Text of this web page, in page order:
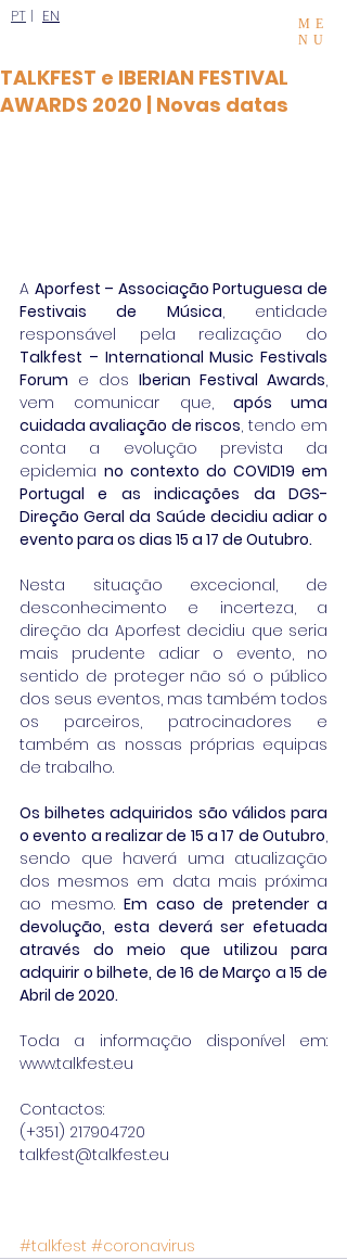
PT | EN
ME
NU
TALKFEST e IBERIAN FESTIVAL
AWARDS 2020 | Novas datas
A Aporfest – Associação Portuguesa de
Festivais de Música, entidade
Talkfest – International Music Festivals
Forum e dos Iberian Festival Awards,
vem comunicar que, após uma
cuidada avaliação de riscos, tendo em
conta a evolução prevista da
epidemia no contexto do COVID19 em
Portugal e as indicações da DGS-
Direção Geral da Saúde decidiu adiar o
evento para os dias 15 a 17 de Outubro.
Nesta situação excecional, de
desconhecimento e incerteza, a
direção da Aporfest decidiu que seria
mais prudente adiar o evento, no
sentido de proteger não só o público
dos seus eventos, mas também todos
os parceiros, patrocinadores e
também as nossas próprias equipas
de trabalho.
Os bilhetes adquiridos são válidos para
o evento a realizar de 15 a 17 de Outubro,
sendo que haverá uma atualização
dos mesmos em data mais próxima
ao mesmo. Em caso de pretender a
devolução, esta deverá ser efetuada
através do meio que utilizou para
adquirir o bilhete, de 16 de Março a 15 de
Abril de 2020.
Toda a informação disponível em:
www.talkfest.eu
Contactos:
(+351) 217904720
talkfest@talkfest.eu
#talkfest #coronavirus